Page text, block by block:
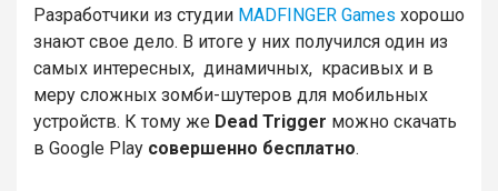
Разработчики из студии MADFINGER Games хорошо
знают свое дело. В итоге у них получился один из
самых интересных, динамичных, красивых и в
меру сложных зомби-шутеров для мобильных
устройств. К тому же Dead Trigger можно скачать
в Google Play совершенно бесплатно.